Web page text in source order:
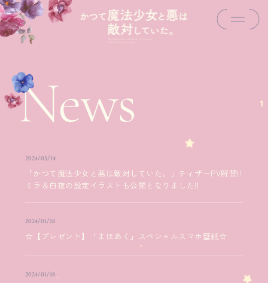
2024/03/14
「かつて魔法少女と悪は敵対していた。」ティザーPV解禁!!
ミラ＆白夜の設定イラストも公開となりました!!
2024/01/18
☆【プレゼント】「まほあく」スペシャルスマホ壁紙☆
2024/01/18